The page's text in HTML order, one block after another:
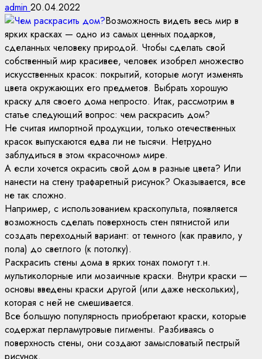
admin 20.04.2022
Возможность видеть весь мир в
ярких красках — одно из самых ценных подарков,
сделанных человеку природой. Чтобы сделать свой
собственный мир красивее, человек изобрел множество
искусственных красок: покрытий, которые могут изменять
цвета окружающих его предметов. Выбрать хорошую
краску для своего дома непросто. Итак, рассмотрим в
статье следующий вопрос: чем раскрасить дом?
Не считая импортной продукции, только отечественных
красок выпускаются едва ли не тысячи. Нетрудно
заблудиться в этом «красочном» мире.
А если хочется окрасить свой дом в разные цвета? Или
нанести на стену трафаретный рисунок? Оказывается, все
не так сложно.
Например, с использованием краскопульта, появляется
возможность сделать поверхность стен пятнистой или
создать переходный вариант: от темного (как правило, у
пола) до светлого (к потолку).
Раскрасить стены дома в ярких тонах помогут т.н.
мультиколорные или мозаичные краски. Внутри краски —
основы введены краски другой (или даже нескольких),
которая с ней не смешивается.
Все большую популярность приобретают краски, которые
содержат перламутровые пигменты. Разбиваясь о
поверхность стены, они создают замысловатый пестрый